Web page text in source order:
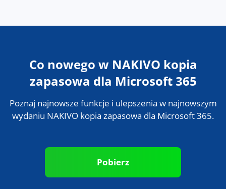
Co nowego w NAKIVO kopia
Poznaj najnowsze funkcje i ulepszenia w najnowszym
wydaniu NAKIVO kopia zapasowa dla Microsoft 365.
Pobierz